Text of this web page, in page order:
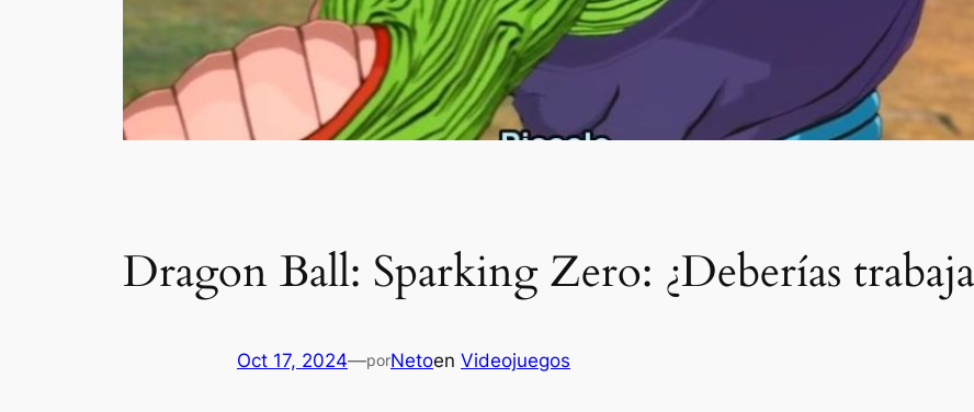
Dragon Ball: Sparking Zero: ¿Deberías
Oct 17, 2024—porNetoen Videojuegos